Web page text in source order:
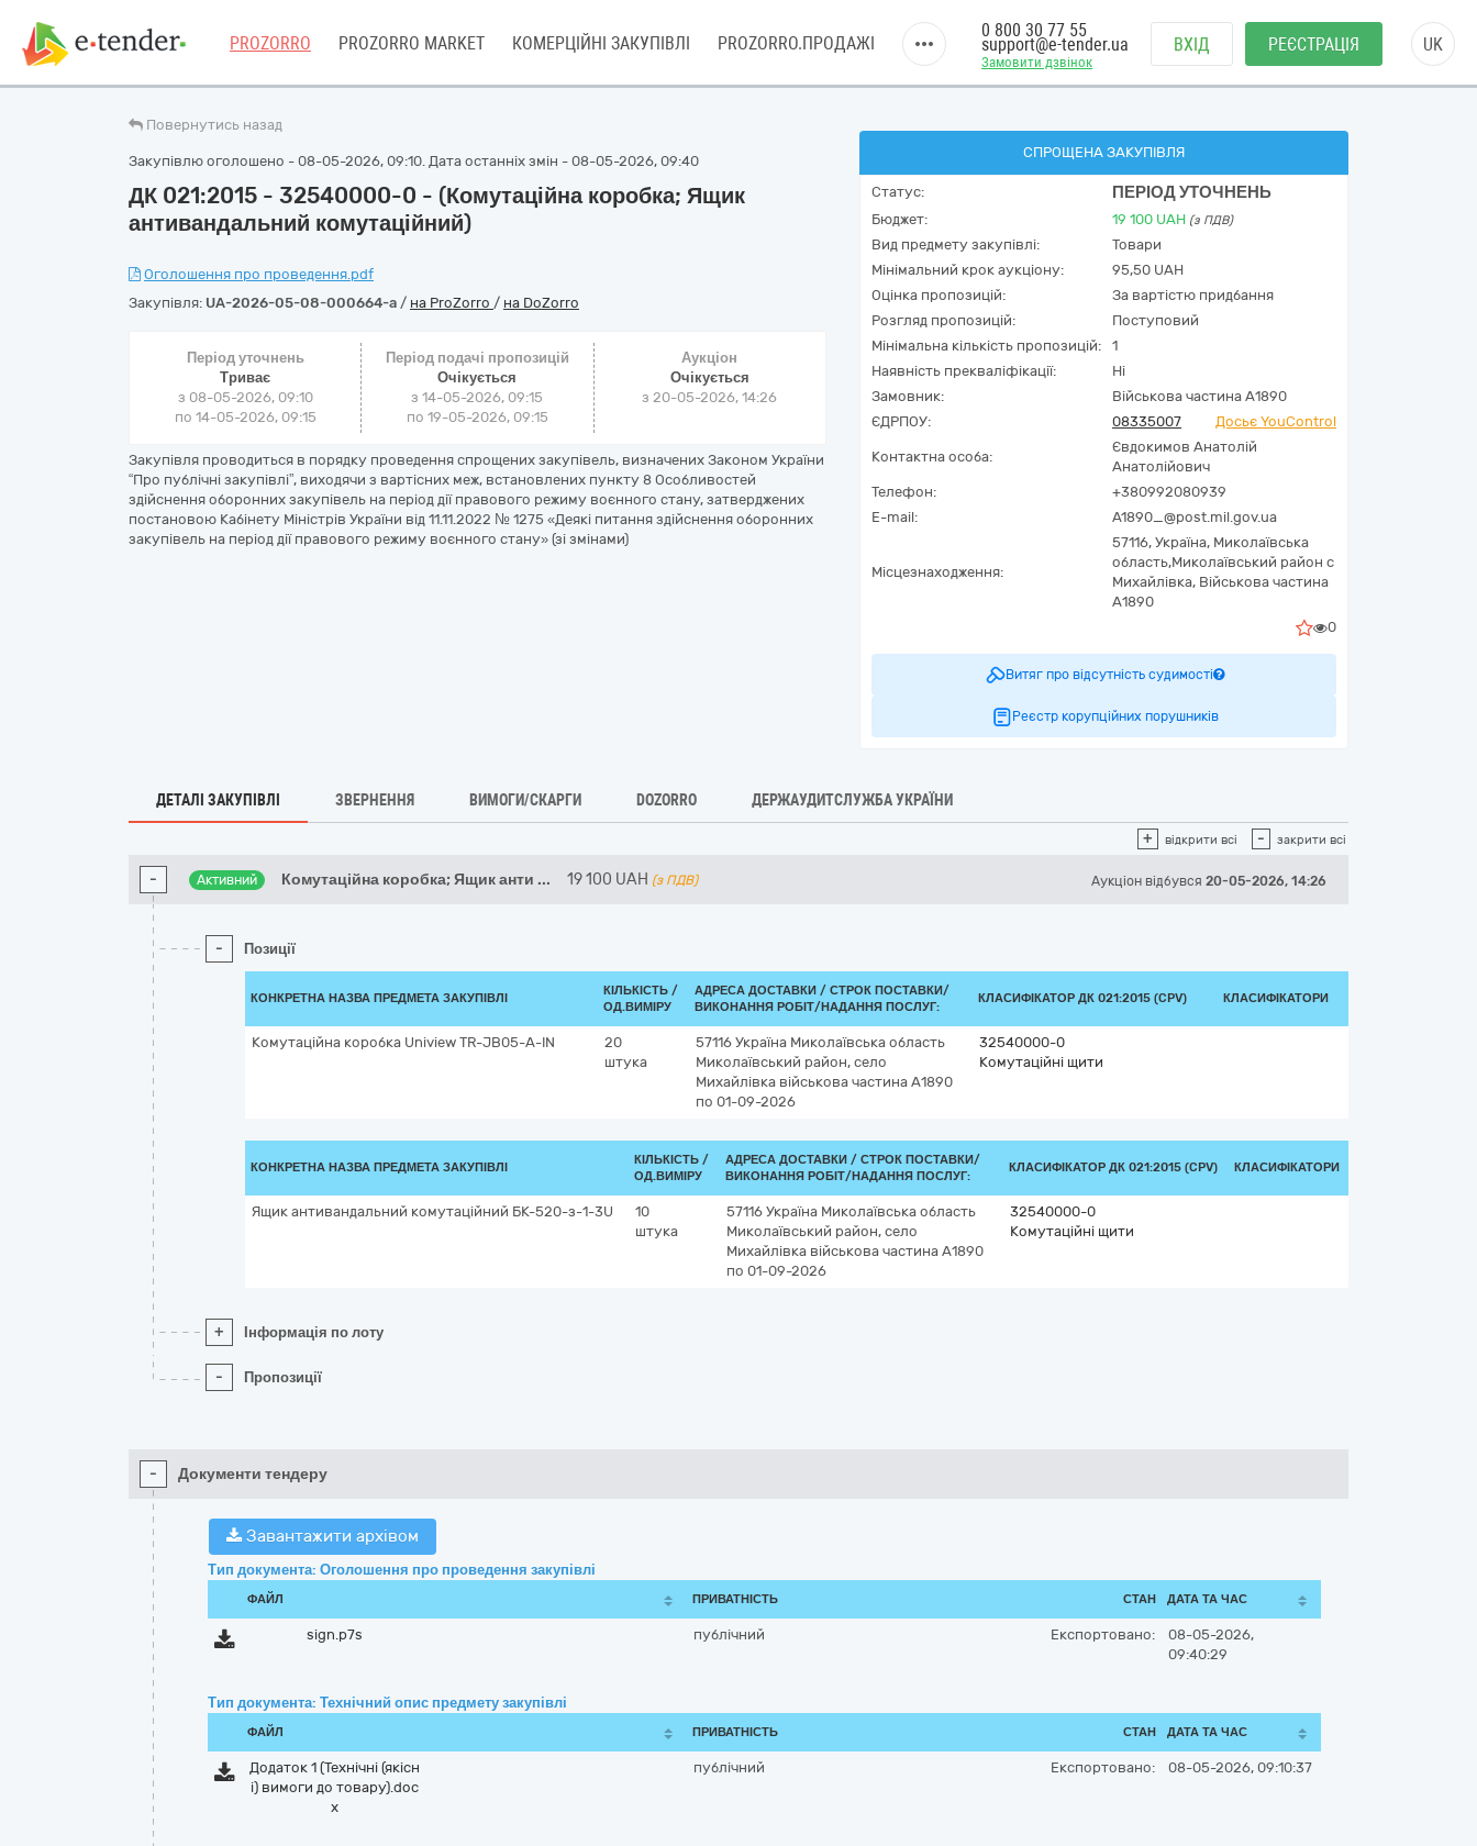
PROZORRO PROZORRO MARKET КОМЕРЦІЙНІ ЗАКУПІВЛІ PROZORRO.ПРОДАЖІ
Замовити дзвінок
0 800 30 77 55
support@e-tender.ua ВХІД РЕЄСТРАЦІЯ UK
Повернутись назад
Закупівлю оголошено - 08-05-2026, 09:10. Дата останніх змін - 08-05-2026, 09:40
ДК 021:2015 - 32540000-0 - (Комутаційна коробка; Ящик
антивандальний комутаційний)
Оголошення про проведення.pdf
Закупівля: UA-2026-05-08-000664-a / на ProZorro / на DoZorro
Період уточнень
Триває
з 08-05-2026, 09:10
по 14-05-2026, 09:15
Період подачі пропозицій
Очікується
з 14-05-2026, 09:15
по 19-05-2026, 09:15
Аукціон
Очікується
з20-05-2026, 14:26
Закупівля проводиться в порядку проведення спрощених закупівель, визначених Законом України
“Про публічні закупівлі”, виходячи з вартісних меж, встановлених пункту 8 Особливостей
здійснення оборонних закупівель на період дії правового режиму воєнного стану, затверджених
постановою Кабінету Міністрів України від 11.11.2022 № 1275 «Деякі питання здійснення оборонних
закупівель на період дії правового режиму воєнного стану» (зі змінами)
СПРОЩЕНА ЗАКУПІВЛЯ
Статус: ПЕРІОД УТОЧНЕНЬ
Бюджет: 19 100 UAH (з ПДВ)
Вид предмету закупівлі:
Товари
Мінімальний крок аукціону:
95,50 UAH
Оцінка пропозицій:
За вартістю придбання
Розгляд пропозицій:
Поступовий
Мінімальна кількість пропозицій:
1
Наявність прекваліфікації:
Ні
Замовник:
Військова частина А1890
ЄДРПОУ:
08335007 Досьє YouControl
Контактна особа:
Євдокимов Анатолій
Анатолійович
Телефон:
+380992080939
E-mail:
A1890_@post.mil.gov.ua
Місцезнаходження:
57116, Україна, Миколаївська
область,Миколаївський район с
Михайлівка, Військова частина
А1890
0
Витяг про відсутність судимості
Реєстр корупційних порушників
ДЕТАЛІ ЗАКУПІВЛІ ЗВЕРНЕННЯ ВИМОГИ/СКАРГИ DOZORRO ДЕРЖАУДИТСЛУЖБА УКРАЇНИ
+ відкрити всі - закрити всі
- Активний Комутаційна коробка; Ящик анти ... 19 100 UAH (з ПДВ) Аукціон відбувся 20-05-2026, 14:26
- Позиції
КОНКРЕТНА НАЗВА ПРЕДМЕТА ЗАКУПІВЛІ
КІЛЬКІСТЬ /
ОД.ВИМІРУ
АДРЕСА ДОСТАВКИ / СТРОК ПОСТАВКИ/
ВИКОНАННЯ РОБІТ/НАДАННЯ ПОСЛУГ:
КЛАСИФІКАТОР ДК 021:2015 (CPV) КЛАСИФІКАТОРИ
Комутаційна коробка Uniview TR-JB05-A-IN
20
штука
57116 Україна Миколаївська область
Миколаївський район, село
Михайлівка військова частина А1890
по 01-09-2026
32540000-0
Комутаційні щити
КОНКРЕТНА НАЗВА ПРЕДМЕТА ЗАКУПІВЛІ
КІЛЬКІСТЬ /
ОД.ВИМІРУ
АДРЕСА ДОСТАВКИ / СТРОК ПОСТАВКИ/
ВИКОНАННЯ РОБІТ/НАДАННЯ ПОСЛУГ:
КЛАСИФІКАТОР ДК 021:2015 (CPV) КЛАСИФІКАТОРИ
Ящик антивандальний комутаційний БК-520-з-1-3U
10
штука
57116 Україна Миколаївська область
Миколаївський район, село
Михайлівка військова частина А1890
по 01-09-2026
32540000-0
Комутаційні щити
+ Інформація по лоту
- Пропозиції
- Документи тендеру
Завантажити архівом
Тип документа: Оголошення про проведення закупівлі
ФАЙЛ ПРИВАТНІСТЬ СТАН ДАТА ТА ЧАС
sign.p7s публічний Експортовано:
08-05-2026,
09:40:29
Тип документа: Технічний опис предмету закупівлі
ФАЙЛ ПРИВАТНІСТЬ СТАН ДАТА ТА ЧАС
Додаток 1 (Технічні (якісн
і) вимоги до товару).doc
x
публічний Експортовано: 08-05-2026, 09:10:37